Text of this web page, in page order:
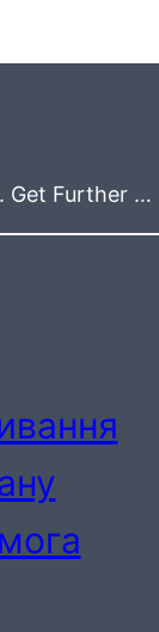
Get Further …